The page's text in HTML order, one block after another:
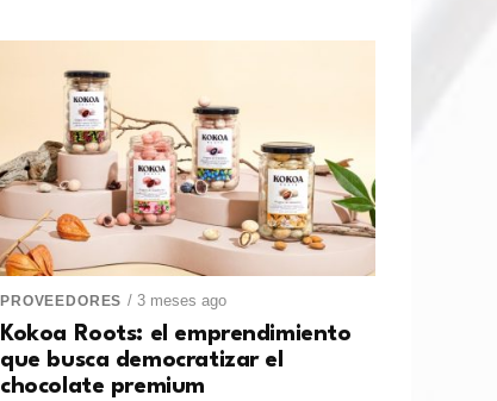
PROVEEDORES / 3 meses ago
Kokoa Roots: el emprendimiento
que busca democratizar el
chocolate premium